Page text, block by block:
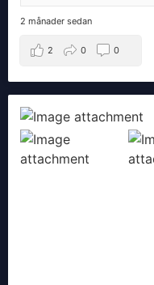
2 månader sedan
2 0 0